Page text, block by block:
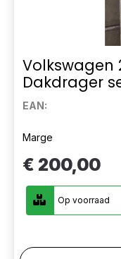
Volkswagen
Dakdrager
EAN:
Marge
€ 200,00
Op voorraad